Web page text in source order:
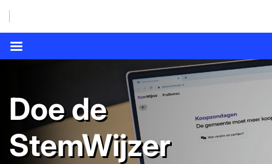
Doe de
StemWijzer